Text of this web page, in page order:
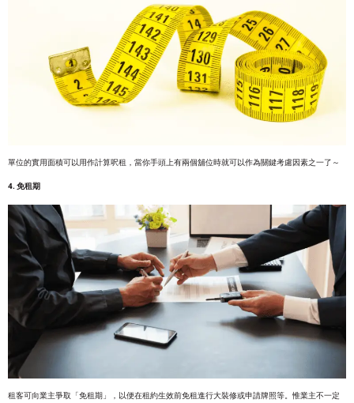
單位的實用面積可以用作計算呎租，當你手頭上有兩個舖位時就可以作為關鍵考慮因素之一了～
4. 免租期
租客可向業主爭取「免租期」，以便在租約生效前免租進行大裝修或申請牌照等。惟業主不一定